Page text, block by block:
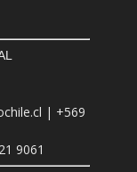
| +569
9061